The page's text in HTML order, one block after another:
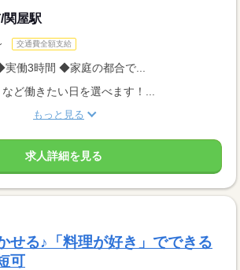
関屋駅
交通費全額支給
働3時間 ◆家庭の都合で...
ど働きたい日を選べます！...
もっと見る
求人詳細を見る
せる♪「料理が好き」でできる
可